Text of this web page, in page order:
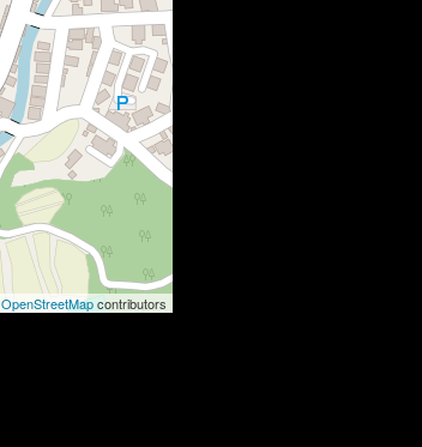
OpenStreetMapcontributors